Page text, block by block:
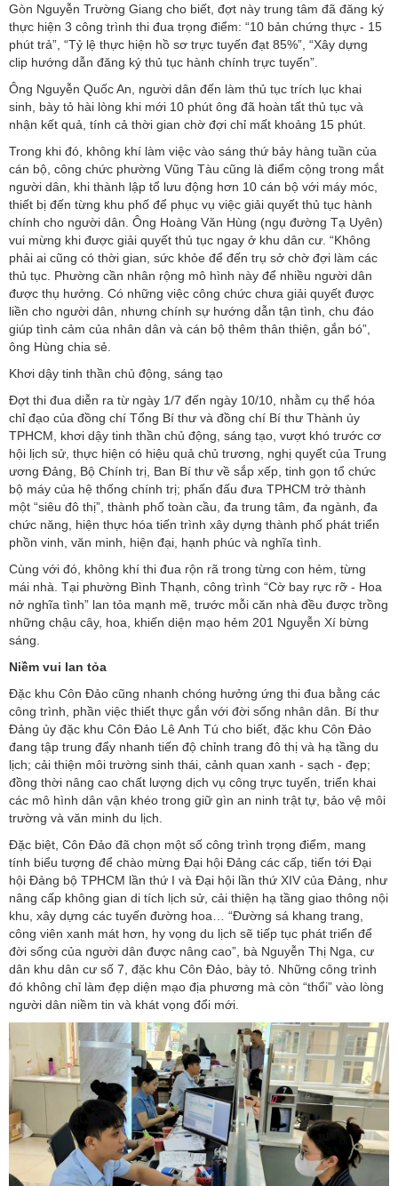
Gòn Nguyễn Trường Giang cho biết, đợt này trung tâm đã đăng ký
thực hiện 3 công trình thi đua trọng điểm: “10 bản chứng thực - 15
phút trả”, “Tỷ lệ thực hiện hồ sơ trực tuyến đạt 85%”, “Xây dựng
clip hướng dẫn đăng ký thủ tục hành chính trực tuyến”.
Ông Nguyễn Quốc An, người dân đến làm thủ tục trích lục khai
sinh, bày tỏ hài lòng khi mới 10 phút ông đã hoàn tất thủ tục và
nhận kết quả, tính cả thời gian chờ đợi chỉ mất khoảng 15 phút.
Trong khi đó, không khí làm việc vào sáng thứ bảy hàng tuần của
cán bộ, công chức phường Vũng Tàu cũng là điểm cộng trong mắt
người dân, khi thành lập tổ lưu động hơn 10 cán bộ với máy móc,
thiết bị đến từng khu phố để phục vụ việc giải quyết thủ tục hành
chính cho người dân. Ông Hoàng Văn Hùng (ngụ đường Tạ Uyên)
vui mừng khi được giải quyết thủ tục ngay ở khu dân cư. “Không
phải ai cũng có thời gian, sức khỏe để đến trụ sở chờ đợi làm các
thủ tục. Phường cần nhân rộng mô hình này để nhiều người dân
được thụ hưởng. Có những việc công chức chưa giải quyết được
liền cho người dân, nhưng chính sự hướng dẫn tận tình, chu đáo
giúp tình cảm của nhân dân và cán bộ thêm thân thiện, gắn bó”,
ông Hùng chia sẻ.
Khơi dậy tinh thần chủ động, sáng tạo
Đợt thi đua diễn ra từ ngày 1/7 đến ngày 10/10, nhằm cụ thể hóa
chỉ đạo của đồng chí Tổng Bí thư và đồng chí Bí thư Thành ủy
TPHCM, khơi dậy tinh thần chủ động, sáng tạo, vượt khó trước cơ
hội lịch sử, thực hiện có hiệu quả chủ trương, nghị quyết của Trung
ương Đảng, Bộ Chính trị, Ban Bí thư về sắp xếp, tinh gọn tổ chức
bộ máy của hệ thống chính trị; phấn đấu đưa TPHCM trở thành
một “siêu đô thị”, thành phố toàn cầu, đa trung tâm, đa ngành, đa
chức năng, hiện thực hóa tiến trình xây dựng thành phố phát triển
phồn vinh, văn minh, hiện đại, hạnh phúc và nghĩa tình.
Cùng với đó, không khí thi đua rộn rã trong từng con hẻm, từng
mái nhà. Tại phường Bình Thạnh, công trình “Cờ bay rực rỡ - Hoa
nở nghĩa tình” lan tỏa mạnh mẽ, trước mỗi căn nhà đều được trồng
những chậu cây, hoa, khiến diện mạo hẻm 201 Nguyễn Xí bừng
sáng.
Niềm vui lan tỏa
Đặc khu Côn Đảo cũng nhanh chóng hưởng ứng thi đua bằng các
công trình, phần việc thiết thực gắn với đời sống nhân dân. Bí thư
Đảng ủy đặc khu Côn Đảo Lê Anh Tú cho biết, đặc khu Côn Đảo
đang tập trung đẩy nhanh tiến độ chỉnh trang đô thị và hạ tầng du
lịch; cải thiện môi trường sinh thái, cảnh quan xanh - sạch - đẹp;
đồng thời nâng cao chất lượng dịch vụ công trực tuyến, triển khai
các mô hình dân vận khéo trong giữ gìn an ninh trật tự, bảo vệ môi
trường và văn minh du lịch.
Đặc biệt, Côn Đảo đã chọn một số công trình trọng điểm, mang
tính biểu tượng để chào mừng Đại hội Đảng các cấp, tiến tới Đại
hội Đảng bộ TPHCM lần thứ I và Đại hội lần thứ XIV của Đảng, như
nâng cấp không gian di tích lịch sử, cải thiện hạ tầng giao thông nội
khu, xây dựng các tuyến đường hoa… “Đường sá khang trang,
công viên xanh mát hơn, hy vọng du lịch sẽ tiếp tục phát triển để
đời sống của người dân được nâng cao”, bà Nguyễn Thị Nga, cư
dân khu dân cư số 7, đặc khu Côn Đảo, bày tỏ. Những công trình
đó không chỉ làm đẹp diện mạo địa phương mà còn “thổi” vào lòng
người dân niềm tin và khát vọng đổi mới.